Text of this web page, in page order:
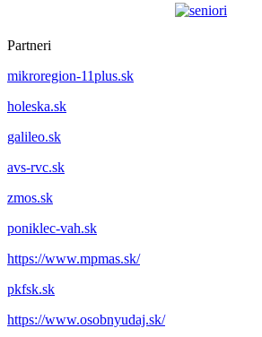
Partneri
mikroregion-11plus.sk
holeska.sk
galileo.sk
avs-rvc.sk
zmos.sk
poniklec-vah.sk
https://www.mpmas.sk/
pkfsk.sk
https://www.osobnyudaj.sk/